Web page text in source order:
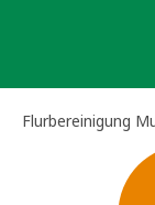
Flurbereinigung